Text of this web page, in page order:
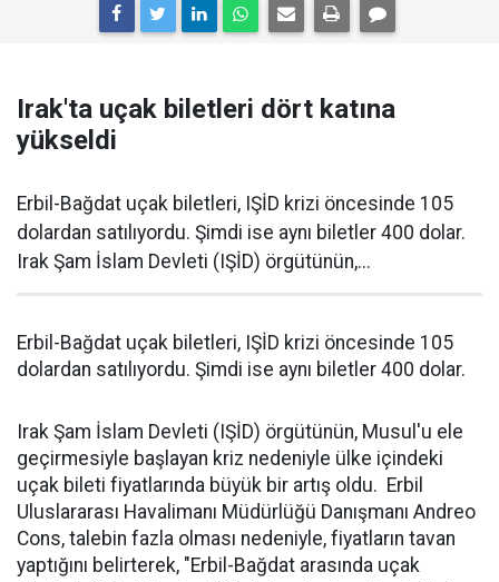
Irak'ta uçak biletleri dört katına
yükseldi
Erbil-Bağdat uçak biletleri, IŞİD krizi öncesinde 105
dolardan satılıyordu. Şimdi ise aynı biletler 400 dolar.
Irak Şam İslam Devleti (IŞİD) örgütünün,...
Erbil-Bağdat uçak biletleri, IŞİD krizi öncesinde 105
dolardan satılıyordu. Şimdi ise aynı biletler 400 dolar.
Irak Şam İslam Devleti (IŞİD) örgütünün, Musul'u ele
geçirmesiyle başlayan kriz nedeniyle ülke içindeki
uçak bileti fiyatlarında büyük bir artış oldu. Erbil
Uluslararası Havalimanı Müdürlüğü Danışmanı Andreo
Cons, talebin fazla olması nedeniyle, fiyatların tavan
yaptığını belirterek, "Erbil-Bağdat arasında uçak